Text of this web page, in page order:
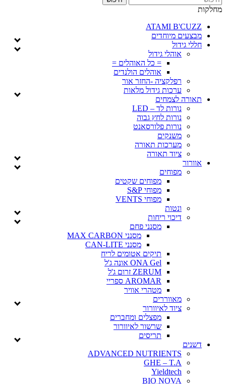
מחלקות
ATAMI B'CUZZ
מבצעים מיוחדים
חללי גידול
אוהלי גידול
= כל האוהלים =
אוהלים הולנדים
רפלקציה -החזר אור
ערכות גידול מלאות
תאורה לצמחים
נורות לד – LED
נורות לחץ גבוה
נורות פלורסאנט
משנקים
מערכות תאורה
ציוד תאורה
אוורור
מפוחים
מפוחים שקטים
מפוחי S&P
מפוחי VENTS
ונטות
דיכוי ריחות
מסנני פחם
מסנני MAX CARBON
מסנני CAN-LITE
תיקים אטומים לריח
ONA Gel אונה ג'ל
ZERUM זרום ג'ל
AROMAR ספריי
מטהרי אוויר
מאווררים
ציוד לאיוורור
מפצלים ומחברים
שרשור לאיוורור
תריסים
דשנים
ADVANCED NUTRIENTS
GHE – T.A
Yieldtech
BIO NOVA